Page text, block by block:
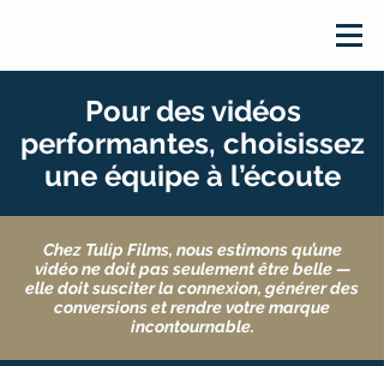
Pour des vidéos
performantes, choisissez
une équipe à l’écoute
Chez Tulip Films, nous estimons qu’une
vidéo ne doit pas seulement être belle —
elle doit susciter la connexion, générer des
conversions et rendre votre marque
incontournable.